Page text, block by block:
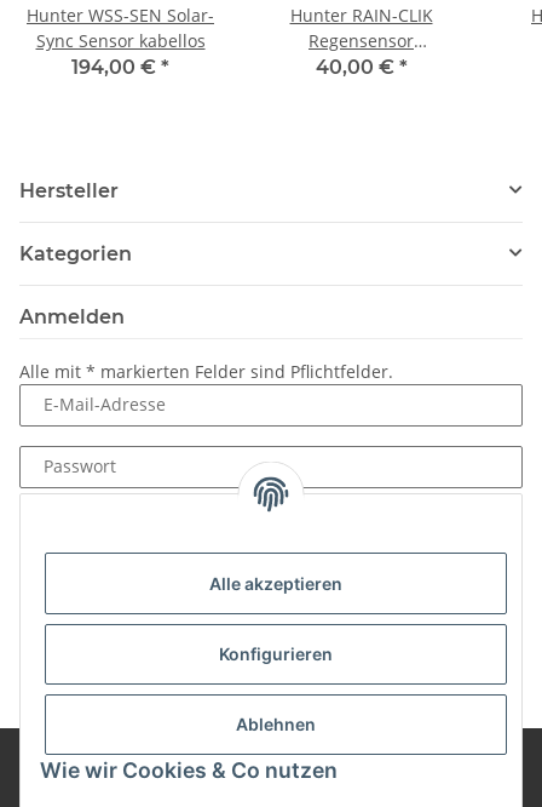
Alle akzeptieren
Konfigurieren
Ablehnen
Wie wir Cookies & Co nutzen
Hunter WSS-SEN Solar-
Sync Sensor kabellos
194,00 € *
Hunter RAIN-CLIK
Regensensor
kabelgebunden
40,00 € *
Hersteller
Kategorien
Anmelden
Alle mit * markierten Felder sind Pflichtfelder.
E-Mail-Adresse
Passwort
Neu hier?Jetzt registrieren!